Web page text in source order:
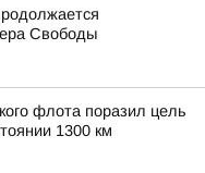
Свободы
флота поразил цель
1300 км